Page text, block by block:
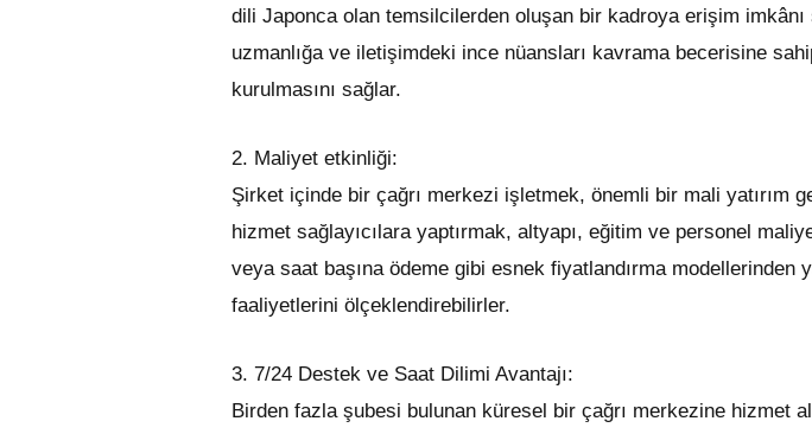
dili Japonca olan temsilcilerden oluşan bir kadroya erişim
uzmanlığa ve iletişimdeki ince nüansları kavrama becerisine
kurulmasını sağlar.
2. Maliyet etkinliği:
Şirket içinde bir çağrı merkezi işletmek, önemli bir mali yatırım
hizmet sağlayıcılara yaptırmak, altyapı, eğitim ve personel
veya saat başına ödeme gibi esnek fiyatlandırma
faaliyetlerini ölçeklendirebilirler.
3. 7/24 Destek ve Saat Dilimi Avantajı:
Birden fazla şubesi bulunan küresel bir çağrı merkezine hizmet